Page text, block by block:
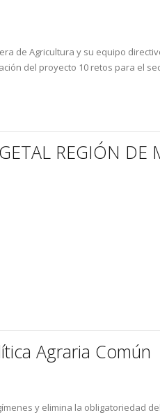
de Agricultura y su equipo
del proyecto 10 retos para el
REGIÓN DE
Agraria Común
y elimina la obligatoriedad